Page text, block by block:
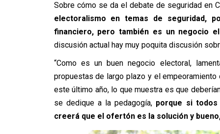
Sobre cómo se da el debate de seguridad en
electoralismo en temas de seguridad,
financiero, pero también es un negocio
discusión actual hay muy poquita discusión
“Como es un buen negocio electoral,
propuestas de largo plazo y el
este último año, lo que muestra es que
se dedique a la pedagogía, porque si
creerá que el ofertón es la solución y